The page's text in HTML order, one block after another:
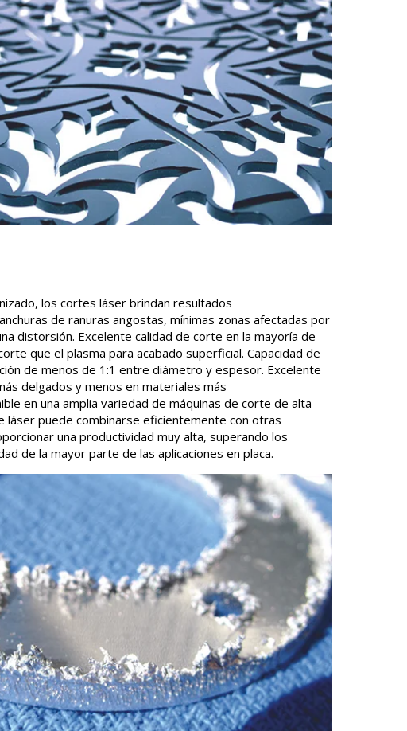
los cortes láser brindan resultados
de ranuras angostas, mínimas zonas afectadas por
distorsión. Excelente calidad de corte en la mayoría de
que el plasma para acabado superficial. Capacidad de
de menos de 1:1 entre diámetro y espesor. Excelente
delgados y menos en materiales más
en una amplia variedad de máquinas de corte de alta
láser puede combinarse eficientemente con otras
una productividad muy alta, superando los
de la mayor parte de las aplicaciones en placa.